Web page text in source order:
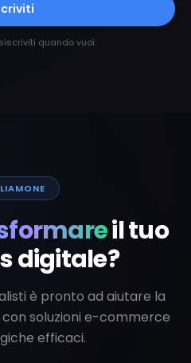
quando vuoi.
il tuo
digitale?
è pronto ad aiutare la
soluzioni e-commerce
efficaci.